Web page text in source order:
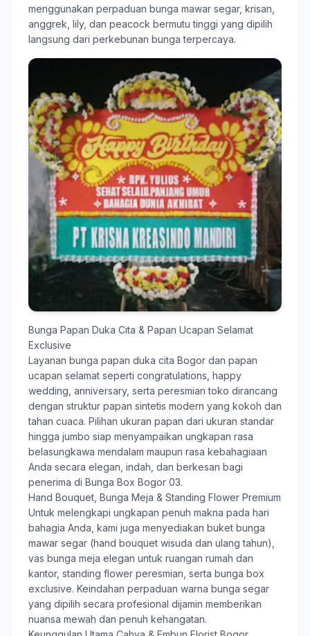
menggunakan perpaduan bunga mawar segar, krisan,
anggrek, lily, dan peacock bermutu tinggi yang dipilih
langsung dari perkebunan bunga terpercaya.
Bunga Papan Duka Cita & Papan Ucapan Selamat
Exclusive
Layanan bunga papan duka cita Bogor dan papan
ucapan selamat seperti congratulations, happy
wedding, anniversary, serta peresmian toko dirancang
dengan struktur papan sintetis modern yang kokoh dan
tahan cuaca. Pilihan ukuran papan dari ukuran standar
hingga jumbo siap menyampaikan ungkapan rasa
belasungkawa mendalam maupun rasa kebahagiaan
Anda secara elegan, indah, dan berkesan bagi
penerima di Bunga Box Bogor 03.
Hand Bouquet, Bunga Meja & Standing Flower Premium
Untuk melengkapi ungkapan penuh makna pada hari
bahagia Anda, kami juga menyediakan buket bunga
mawar segar (hand bouquet wisuda dan ulang tahun),
vas bunga meja elegan untuk ruangan rumah dan
kantor, standing flower peresmian, serta bunga box
exclusive. Keindahan perpaduan warna bunga segar
yang dipilih secara profesional dijamin memberikan
nuansa mewah dan penuh kehangatan.